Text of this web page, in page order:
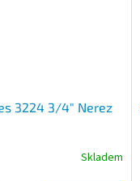
3224 3/4" Nerez
Skladem